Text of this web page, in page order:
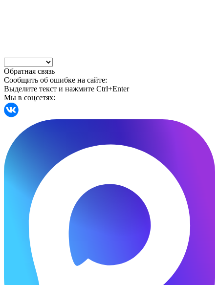
Обратная связь
Сообщить об ошибке на сайте:
Выделите текст и нажмите Ctrl+Enter
Мы в соцсетях: